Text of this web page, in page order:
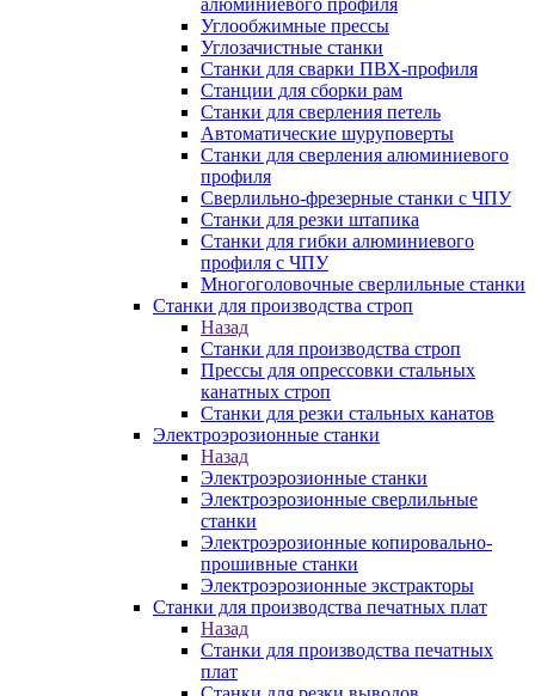
алюминиевого профиля
Углообжимные прессы
Углозачистные станки
Станки для сварки ПВХ-профиля
Станции для сборки рам
Станки для сверления петель
Автоматические шуруповерты
Станки для сверления алюминиевого
профиля
Сверлильно-фрезерные станки с ЧПУ
Станки для резки штапика
Станки для гибки алюминиевого
профиля с ЧПУ
Многоголовочные сверлильные станки
Станки для производства строп
Назад
Станки для производства строп
Прессы для опрессовки стальных
канатных строп
Станки для резки стальных канатов
Электроэрозионные станки
Назад
Электроэрозионные станки
Электроэрозионные сверлильные
станки
Электроэрозионные копировально-
прошивные станки
Электроэрозионные экстракторы
Станки для производства печатных плат
Назад
Станки для производства печатных
плат